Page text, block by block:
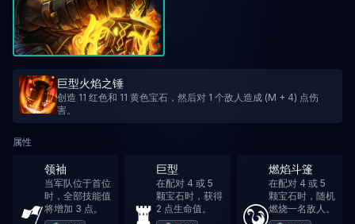
巨型火焰之锤
创造 11 红色和 11 黄色宝石，然后对 1 个敌人造成 (M + 4) 点伤
害。
属性
领袖
当军队位于首位
时，全部技能值
将增加 3 点。
巨型
在配对 4 或 5
颗宝石时，获得
2 点生命值。
燃焰斗篷
在配对 4 或 5
颗宝石时，随机
燃烧一名敌人。